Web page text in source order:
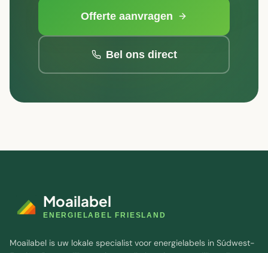
Offerte aanvragen
Bel ons direct
Moailabel
ENERGIELABEL FRIESLAND
Moailabel is uw lokale specialist voor energielabels in Súdwest-